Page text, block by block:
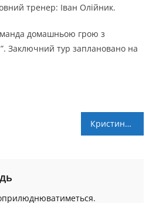
тренер: Іван Олійник.
домашньою грою з
тур заплановано на
Кристина Філевич — найкраща форвардиня сезону Суперліги